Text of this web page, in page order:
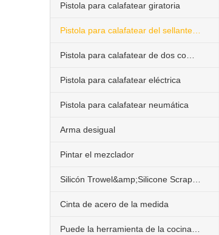
Pistola para calafatear giratoria
Pistola para calafatear eléctrica
Pistola para calafatear neumática
Arma desigual
Pintar el mezclador
Cinta de acero de la medida